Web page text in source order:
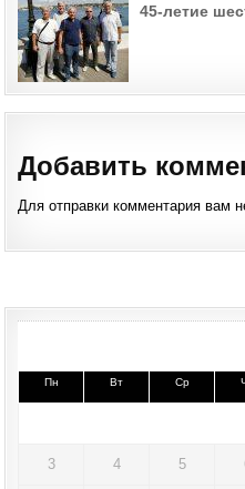
45-летие
Добавить
Для отправки комментария вам
Пн Вт Ср
3 4 5